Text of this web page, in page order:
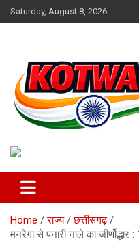
Skip
to
Saturday, August 8, 2026
kotwar.in
Home राज्य
छत्तीसगढ़
मनरेगा से पनारी नाले का